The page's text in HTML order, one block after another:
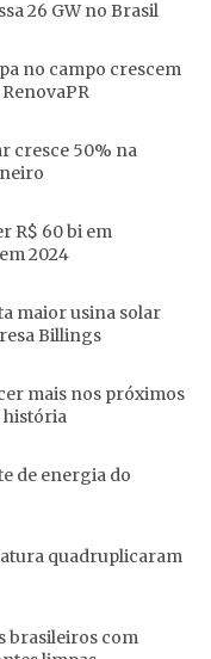
26 GW no Brasil
no campo crescem
cresce 50% na
R$ 60 bi em
2024
maior usina solar
Billings
mais nos próximos
história
de energia do
quadruplicaram
brasileiros com